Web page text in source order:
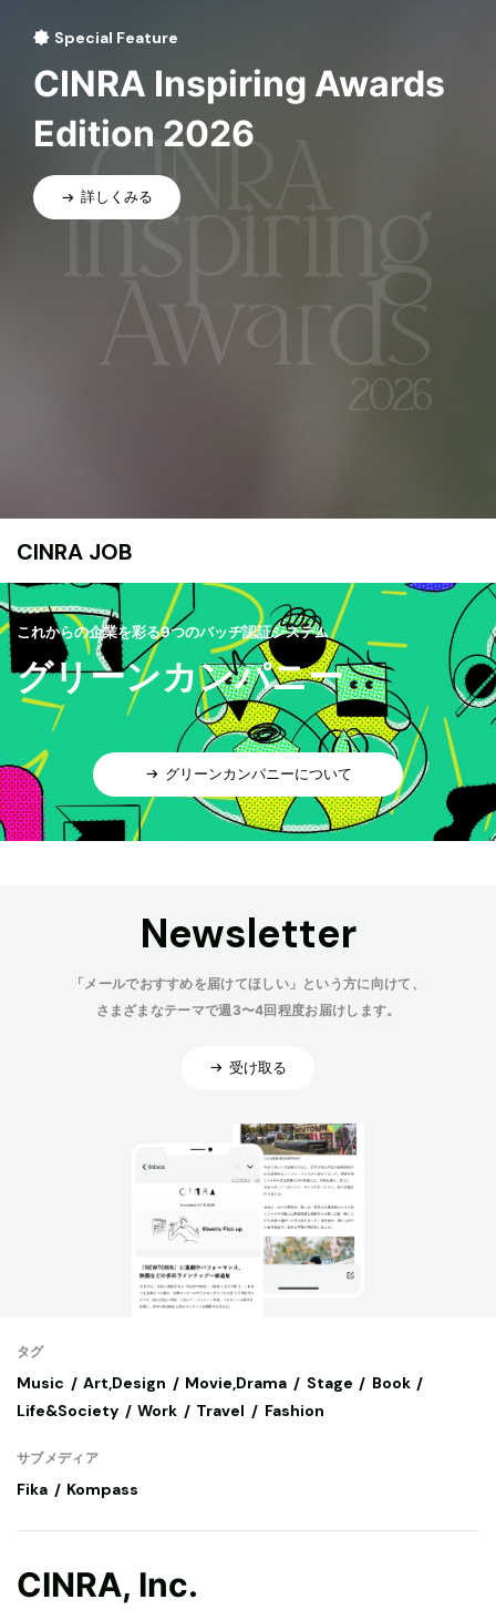
Special Feature
CINRA Inspiring Awards
Edition 2026
詳しくみる
CINRA JOB
これからの企業を彩る9つのバッヂ認証システム
グリーンカンパニー
グリーンカンパニーについて
Newsletter
「メールでおすすめを届けてほしい」という方に向けて、
さまざまなテーマで週3〜4回程度お届けします。
受け取る
タグ
Music Art,Design Movie,Drama Stage
Book
Life&Society
Work Travel Fashion
サブメディア
Fika Kompass
CINRA, Inc.